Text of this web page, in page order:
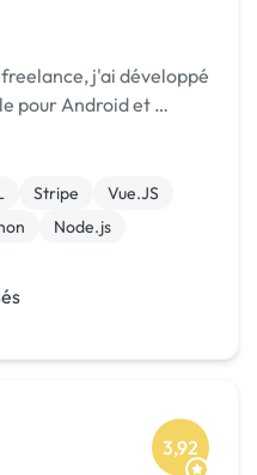
j'ai développé
pour Android et …
Stripe
Vue.JS
Node.js
3,92